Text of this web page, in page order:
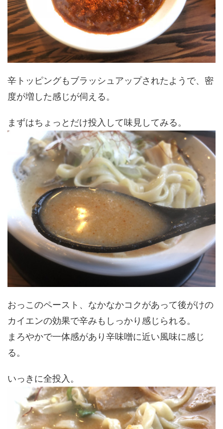
辛トッピングもブラッシュアップされたようで、密
度が増した感じが伺える。
まずはちょっとだけ投入して味見してみる。
おっこのペースト、なかなかコクがあって後がけの
カイエンの効果で辛みもしっかり感じられる。
まろやかで一体感があり辛味噌に近い風味に感じ
る。
いっきに全投入。